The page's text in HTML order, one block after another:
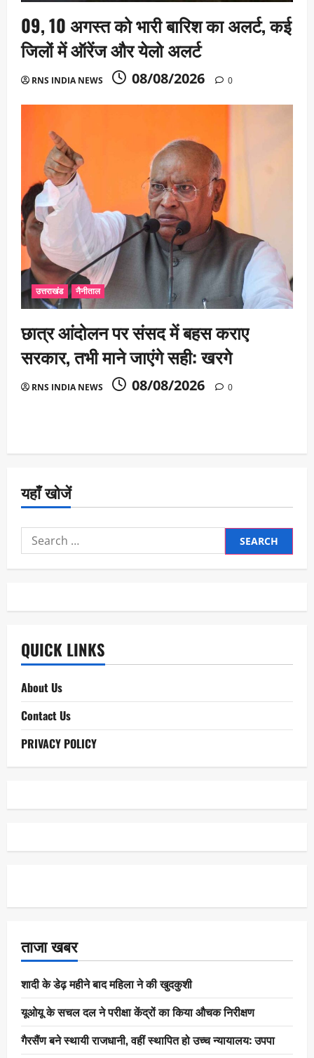
09, 10 अगस्त को भारी बारिश का अलर्ट, कई
जिलों में ऑरेंज और येलो अलर्ट
RNS INDIA NEWS 08/08/2026 0
उत्तराखंड नैनीताल
छात्र आंदोलन पर संसद में बहस कराए
सरकार, तभी माने जाएंगे सही: खरगे
RNS INDIA NEWS 08/08/2026 0
यहाँ खोजें
Search
for:
QUICK LINKS
About Us
Contact Us
PRIVACY POLICY
ताजा खबर
शादी के डेढ़ महीने बाद महिला ने की खुदकुशी
यूओयू के सचल दल ने परीक्षा केंद्रों का किया औचक निरीक्षण
गैरसैंण बने स्थायी राजधानी, वहीं स्थापित हो उच्च न्यायालय: उपपा